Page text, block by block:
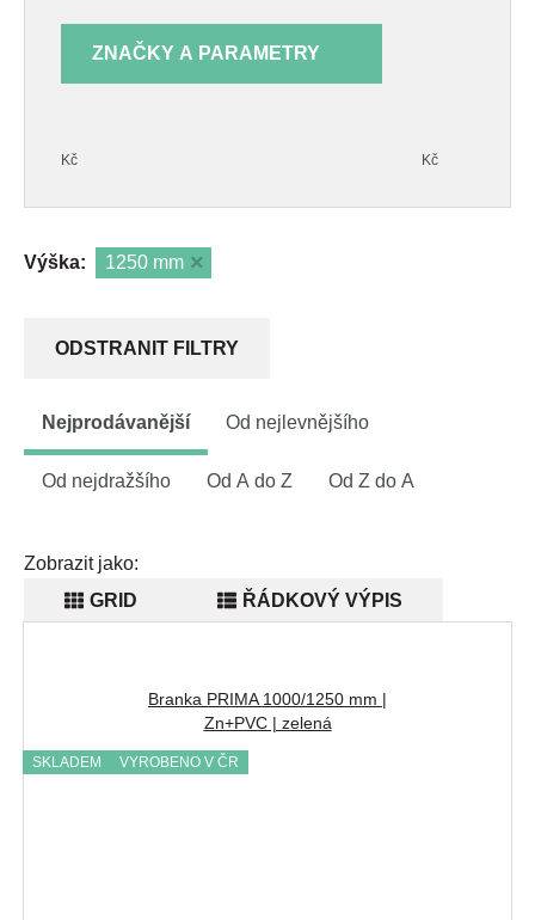
ZNAČKY A PARAMETRY
Kč Kč
Výška: 1250 mm
ODSTRANIT FILTRY
Nejprodávanější Od nejlevnějšího
Od nejdražšího Od A do Z Od Z do A
Zobrazit jako:
GRID
ŘÁDKOVÝ VÝPIS
Branka PRIMA 1000/1250 mm |
Zn+PVC | zelená
SKLADEM VYROBENO V ČR